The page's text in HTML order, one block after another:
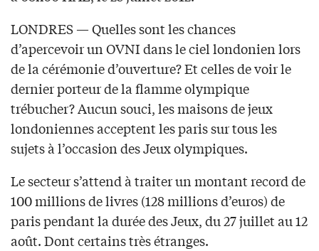
LONDRES — Quelles sont les chances
d’apercevoir un OVNI dans le ciel londonien lors
de la cérémonie d’ouverture? Et celles de voir le
dernier porteur de la flamme olympique
trébucher? Aucun souci, les maisons de jeux
londoniennes acceptent les paris sur tous les
sujets à l’occasion des Jeux olympiques.
Le secteur s’attend à traiter un montant record de
100 millions de livres (128 millions d’euros) de
paris pendant la durée des Jeux, du 27 juillet au 12
août. Dont certains très étranges.